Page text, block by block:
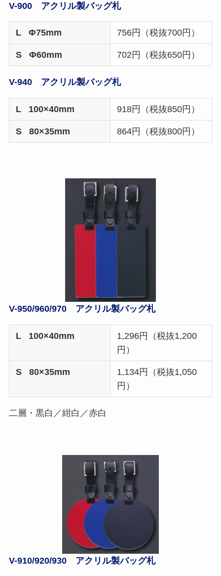
V-900 アクリル製バッグ札
L Φ75mm 756円（税抜700円）
S Φ60mm 702円（税抜650円）
V-940 アクリル製バッグ札
L 100×40mm 918円（税抜850円）
S 80×35mm 864円（税抜800円）
V-950/960/970 アクリル製バッグ札
L 100×40mm
1,296円（税抜1,200
円）
S 80×35mm
1,134円（税抜1,050
円）
二層・黒白／紺白／赤白
V-910/920/930 アクリル製バッグ札